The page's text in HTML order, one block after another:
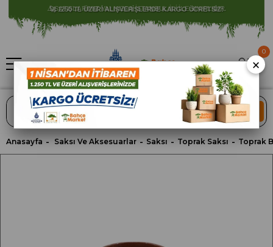
⚠️ SATIŞLARIMIZ YALNIZCA İSTANBUL İLİ İLE SINIRLIDIR.
ARA
0
Anasayfa Saksı Ve Aksesuarlar Saksı Toprak Saksı
×